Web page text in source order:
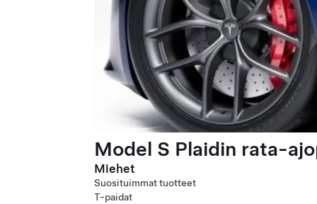
Model S Plaidin rata-
Miehet
Suosituimmat tuotteet
T-paidat